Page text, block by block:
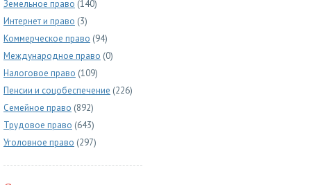
Земельное право (140)
Интернет и право (3)
Коммерческое право (94)
Международное право (0)
Налоговое право (109)
Пенсии и соцобеспечение (226)
Семейное право (892)
Трудовое право (643)
Уголовное право (297)